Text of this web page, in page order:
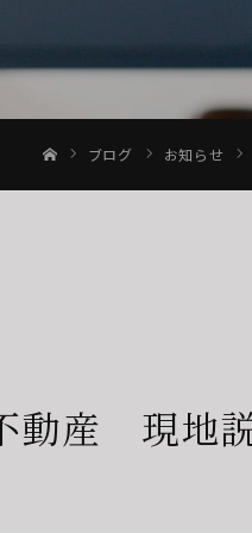
ブログ お知らせ
動産 現地